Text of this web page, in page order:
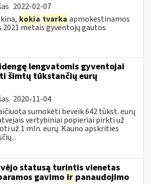
2022-02-07
kokia tvarka apmokestinamos
metais gyventojų gautos
lengvatomis gyventojai
šimtų tūkstančių eurų
2020-11-04
sumokėti beveik 642 tūkst. eurų
vertybiniai popieriai pirkti už
už 1 mln. eurų. Kauno apskrities
statusą turintis vienetas
gavimo ir panaudojimo